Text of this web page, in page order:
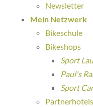
Newsletter
Mein Netzwerk
Bikeschule
Bikeshops
Sport
Paul's
Sport
Partnerhotels